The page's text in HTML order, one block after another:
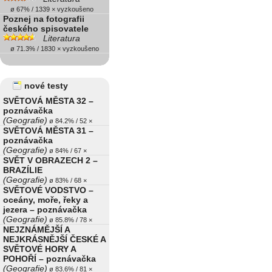
ø 67% / 1339 × vyzkoušeno
Poznej na fotografii
českého spisovatele
Literatura
ø 71.3% / 1830 × vyzkoušeno
nové testy
SVĚTOVÁ MĚSTA 32 –
poznávačka
(Geografie) ø 84.2% / 52 ×
SVĚTOVÁ MĚSTA 31 –
poznávačka
(Geografie) ø 84% / 67 ×
SVĚT V OBRAZECH 2 –
BRAZÍLIE
(Geografie) ø 83% / 68 ×
SVĚTOVÉ VODSTVO –
oceány, moře, řeky a
jezera – poznávačka
(Geografie) ø 85.8% / 78 ×
NEJZNÁMĚJŠÍ A
NEJKRÁSNĚJŠÍ ČESKÉ A
SVĚTOVÉ HORY A
POHOŘÍ – poznávačka
(Geografie) ø 83.6% / 81 ×